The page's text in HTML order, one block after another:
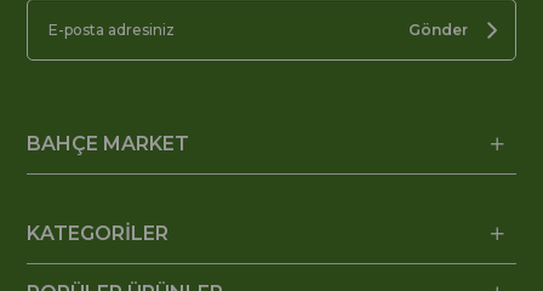
Gönder
BAHÇE MARKET
KATEGORİLER